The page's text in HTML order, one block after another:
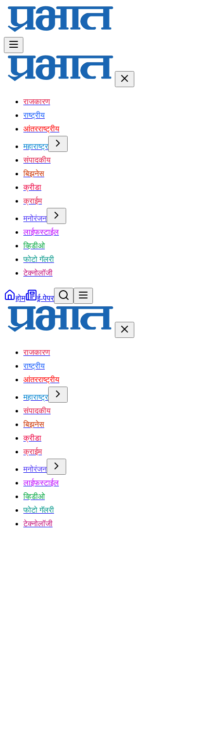
राजकारण
राष्ट्रीय
आंतरराष्ट्रीय
महाराष्ट्र
संपादकीय
बिझनेस
क्रीडा
क्राईम
मनोरंजन
लाईफस्टाईल
व्हिडीओ
फोटो गॅलरी
टेक्नोलॉजी
होम ई-पेपर
राजकारण
राष्ट्रीय
आंतरराष्ट्रीय
महाराष्ट्र
संपादकीय
बिझनेस
क्रीडा
क्राईम
मनोरंजन
लाईफस्टाईल
व्हिडीओ
फोटो गॅलरी
टेक्नोलॉजी